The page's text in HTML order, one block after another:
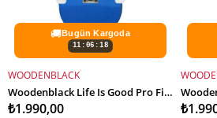
🚚Bugün Kargoda
11:06:16
SEPETE EKLE
WOODENBLACK
Woodenblack Life Is Good Pro Fingerboard Complete
₺1.990,00